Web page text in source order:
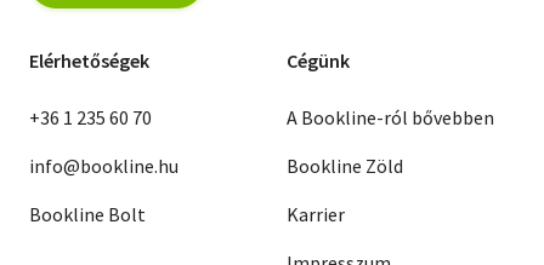
Elérhetőségek
+36 1 235 60 70
info@bookline.hu
Bookline Bolt
Cégünk
A Bookline-ról bővebben
Bookline Zöld
Karrier